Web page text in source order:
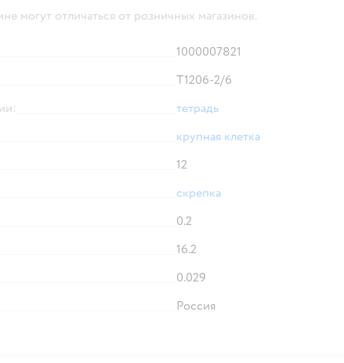
могут отличаться от розничных магазинов.
1000007821
Т1206-2/6
тетрадь
крупная клетка
12
скрепка
0.2
16.2
0.029
Россия